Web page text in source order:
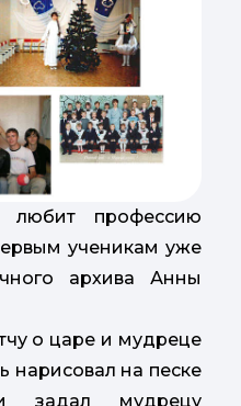
профессию
ученикам уже
архива Анны
о царе и мудреце
нарисовал на песке
задал мудрецу